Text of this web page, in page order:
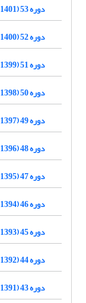
دوره 53 (1401)
دوره 52 (1400)
دوره 51 (1399)
دوره 50 (1398)
دوره 49 (1397)
دوره 48 (1396)
دوره 47 (1395)
دوره 46 (1394)
دوره 45 (1393)
دوره 44 (1392)
دوره 43 (1391)